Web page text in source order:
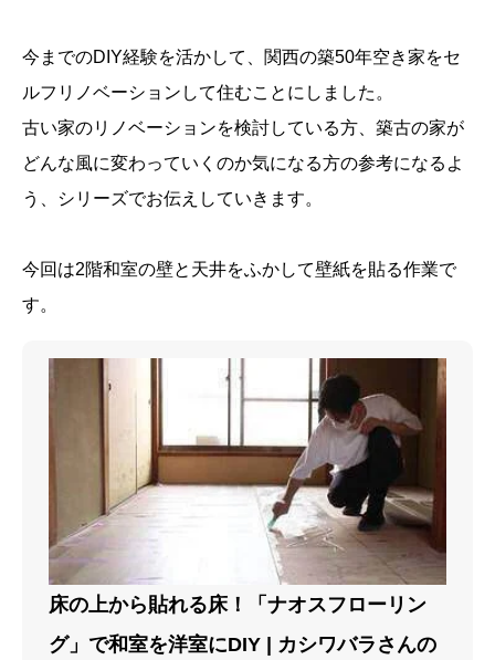
今までのDIY経験を活かして、関西の築50年空き家をセ
ルフリノベーションして住むことにしました。
古い家のリノベーションを検討している方、築古の家が
どんな風に変わっていくのか気になる方の参考になるよ
う、シリーズでお伝えしていきます。
今回は2階和室の壁と天井をふかして壁紙を貼る作業で
す。
床の上から貼れる床！「ナオスフローリン
グ」で和室を洋室にDIY | カシワバラさんの